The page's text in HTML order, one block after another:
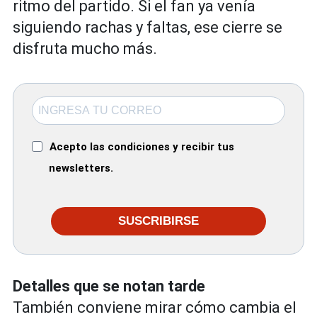
ritmo del partido. Si el fan ya venía
siguiendo rachas y faltas, ese cierre se
disfruta mucho más.
Acepto las condiciones y recibir tus
newsletters.
SUSCRIBIRSE
Detalles que se notan tarde
También conviene mirar cómo cambia el